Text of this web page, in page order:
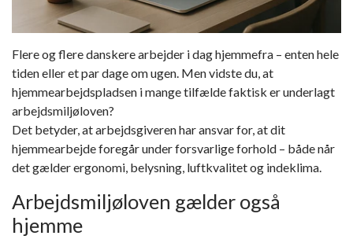
Flere og flere danskere arbejder i dag hjemmefra – enten hele
tiden eller et par dage om ugen. Men vidste du, at
hjemmearbejdspladsen i mange tilfælde faktisk er underlagt
arbejdsmiljøloven?
Det betyder, at arbejdsgiveren har ansvar for, at dit
hjemmearbejde foregår under forsvarlige forhold – både når
det gælder ergonomi, belysning, luftkvalitet og indeklima.
Arbejdsmiljøloven gælder også
hjemme